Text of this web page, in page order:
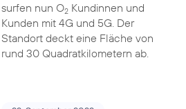
surfen nun O2Kundinnen und
Kunden mit 4G und 5G. Der
Standort deckt eine Fläche von
rund 30 Quadratkilometern ab.